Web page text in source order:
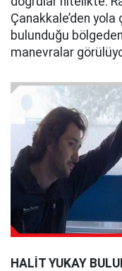
Çanakkale’den yola
bulunduğu
manevralar
HALİT YUKAY